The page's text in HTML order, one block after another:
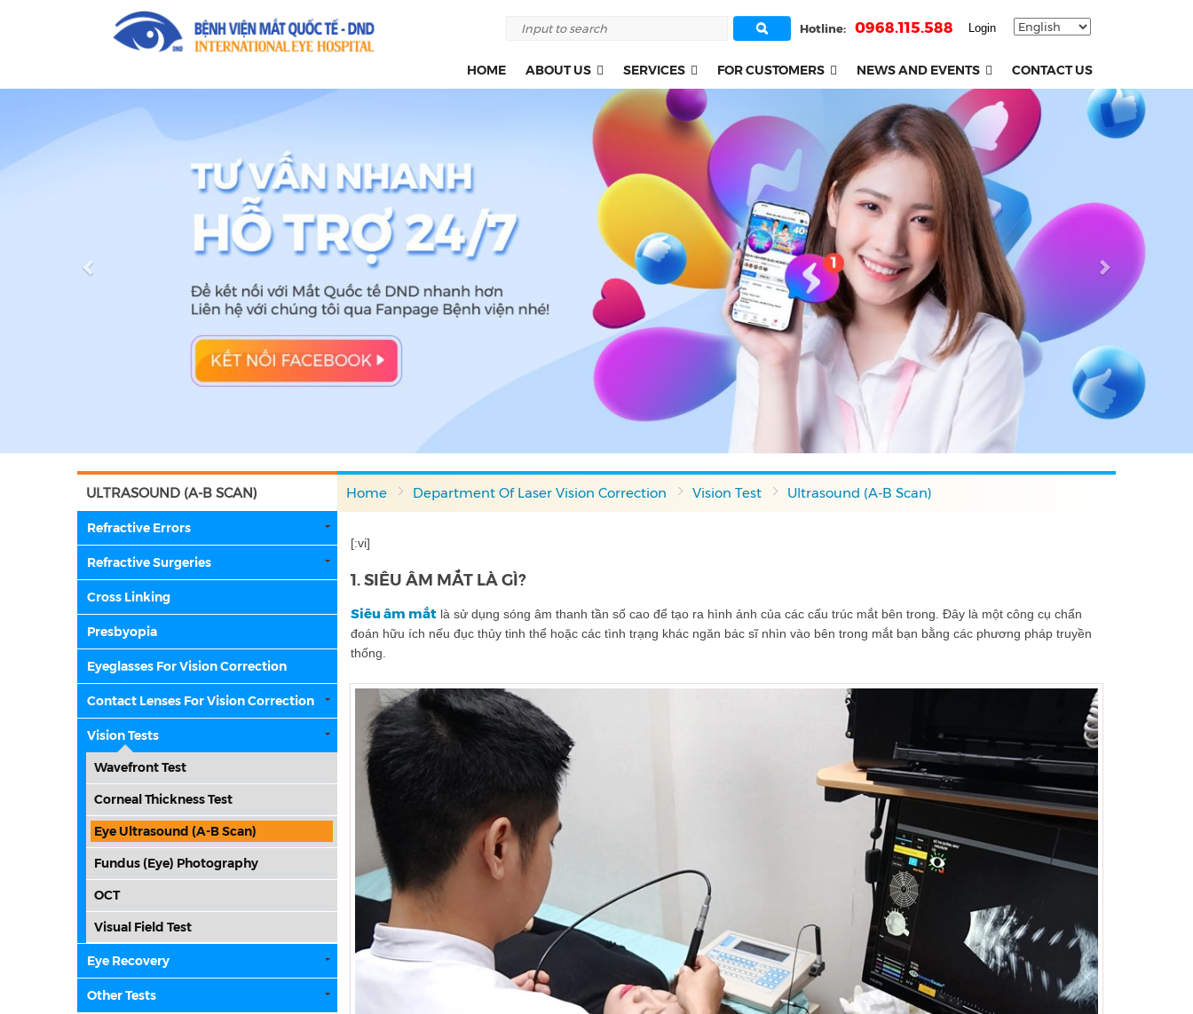
Login
Hotline: 0968.115.588
HOME ABOUT US SERVICES FOR CUSTOMERS NEWS AND EVENTS CONTACT US
Next
ULTRASOUND (A-B SCAN)
Refractive Errors
Refractive Surgeries
Cross Linking
Presbyopia
Eyeglasses For Vision Correction
Contact Lenses For Vision Correction
Vision Tests
Wavefront Test
Corneal Thickness Test
Eye Ultrasound (A-B Scan)
Fundus (Eye) Photography
OCT
Visual Field Test
Eye Recovery
Other Tests
Home Department Of Laser Vision Correction Vision Test Ultrasound (A-B Scan)
[:vi]
1. SIÊU ÂM MẮT LÀ GÌ?
Siêu âm mắtlà sử dụng sóng âm thanh tần số cao để tạo ra hình ảnh của các cấu trúc mắt bên trong. Đây là một công cụ chẩn
đoán hữu ích nếu đục thủy tinh thể hoặc các tình trạng khác ngăn bác sĩ nhìn vào bên trong mắt bạn bằng các phương pháp truyền
thống.